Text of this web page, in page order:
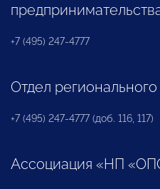
+7 (495) 247-4777
Отдел регионального
+7 (495) 247-4777 (доб. 116, 117)
Ассоциация «НП